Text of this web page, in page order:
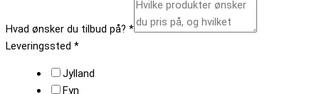
Hvad ønsker du tilbud på? *
Leveringssted *
Jylland
Fyn